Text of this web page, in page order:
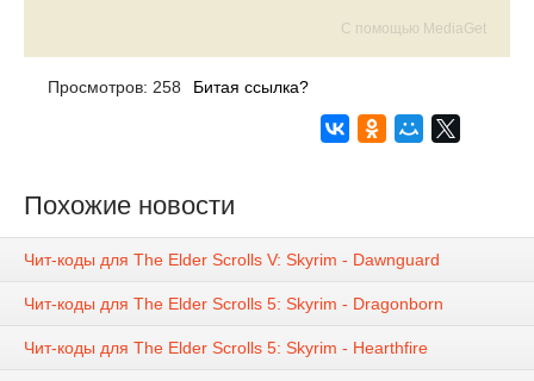
С помощью MediaGet
Просмотров: 258 Битая ссылка?
Похожие новости
Чит-коды для The Elder Scrolls V: Skyrim - Dawnguard
Чит-коды для The Elder Scrolls 5: Skyrim - Dragonborn
Чит-коды для The Elder Scrolls 5: Skyrim - Hearthfire